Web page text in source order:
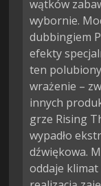
wątków
wybornie.
dubbingiem
efekty
ten
wrażenie –
innych
grze Rising
wypadło
dźwiękowa.
oddaje